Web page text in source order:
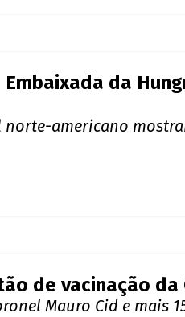
da
norte-americano
de vacinação da
Mauro Cid e mais